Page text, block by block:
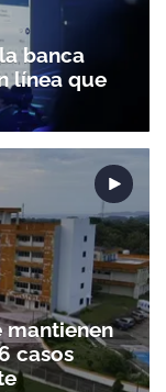
banca
línea que
mantienen
casos